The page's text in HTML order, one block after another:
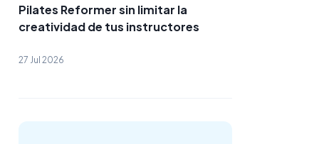
Pilates Reformer sin limitar la
creatividad de tus instructores
27 Jul 2026